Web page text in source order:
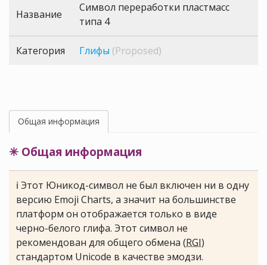
Название
Символ переработки пластмасс
типа 4
Категория Глифы (Proposed)
Общая информация
✳ Общая информация
ℹ Этот Юникод-символ не был включен ни в одну
версию Emoji Charts, а значит на большинстве
платформ он отображается только в виде
черно-белого глифа. Этот символ не
рекомендован для общего обмена (RGI)
стандартом Unicode в качестве эмодзи.